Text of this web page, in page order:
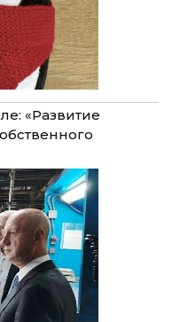
«Развитие